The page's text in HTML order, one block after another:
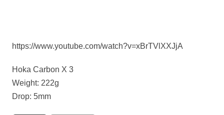
https://www.youtube.com/watch?v=xBrTVlXXJjA
Hoka Carbon X 3
Weight: 222g
Drop: 5mm